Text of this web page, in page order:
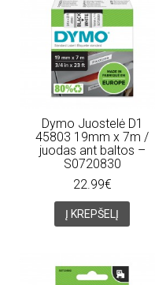
Dymo Juostelė D1
45803 19mm x 7m /
juodas ant baltos –
S0720830
22.99€
Į KREPŠELĮ